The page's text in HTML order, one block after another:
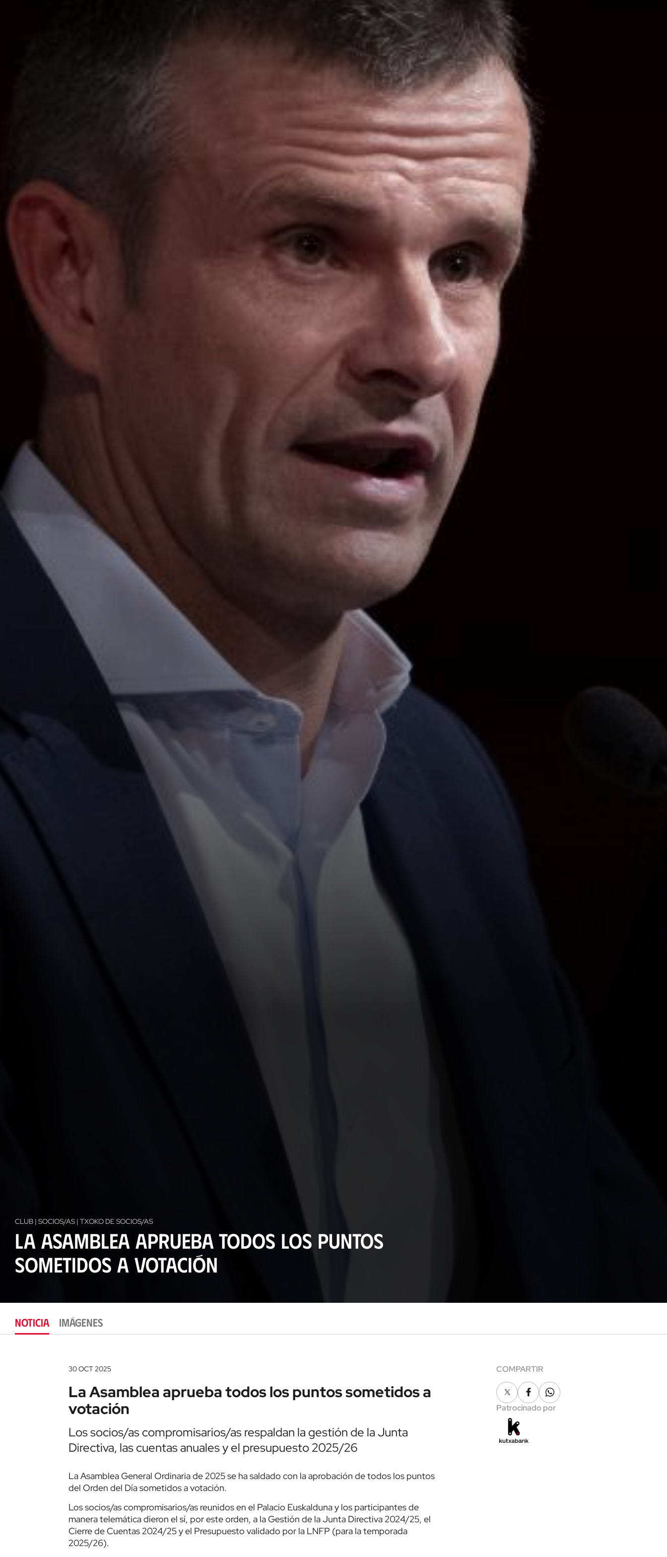
CLUB | SOCIOS/AS | TXOKO DE SOCIOS/AS
La Asamblea aprueba todos los puntos
sometidos a votación
NOTICIA IMÁGENES
30 OCT 2025
La Asamblea aprueba todos los puntos sometidos a
votación
Los socios/as compromisarios/as respaldan la gestión de la Junta
Directiva, las cuentas anuales y el presupuesto 2025/26
La Asamblea General Ordinaria de 2025 se ha saldado con la aprobación de todos los puntos
del Orden del Día sometidos a votación.
Los socios/as compromisarios/as reunidos en el Palacio Euskalduna y los participantes de
manera telemática dieron el sí, por este orden, a la Gestión de la Junta Directiva 2024/25, el
Cierre de Cuentas 2024/25 y el Presupuesto validado por la LNFP (para la temporada
2025/26).
COMPARTIR
X FacebookWhatsapp
Patrocinado por